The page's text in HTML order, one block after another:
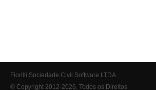
Fiorilli Sociedade Civil Software LTDA
© Copyright 2012-2026. Todos os Direitos